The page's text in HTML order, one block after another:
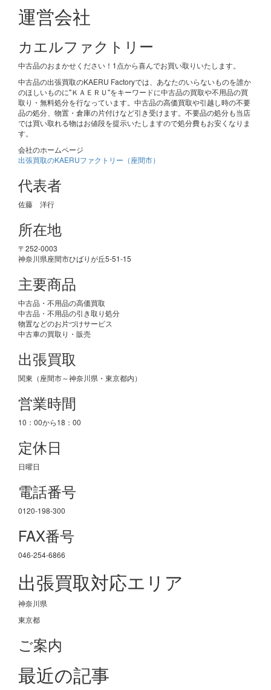
運営会社
カエルファクトリー
中古品のおまかせください！1点から喜んでお買い取りいたします。
中古品の出張買取のKAERU Factoryでは、あなたのいらないものを誰か
のほしいものに"ＫＡＥＲＵ"をキーワードに中古品の買取や不用品の買
取り・無料処分を行なっています。中古品の高価買取や引越し時の不要
品の処分、物置・倉庫の片付けなど引き受けます。不要品の処分も当店
では買い取れる物はお値段を提示いたしますので処分費もお安くなりま
す。
会社のホームページ
出張買取のKAERUファクトリー（座間市）
代表者
佐藤 洋行
所在地
〒252-0003
神奈川県座間市ひばりが丘5-51-15
主要商品
中古品・不用品の高価買取
中古品・不用品の引き取り処分
物置などのお片づけサービス
中古車の買取り・販売
出張買取
関東（座間市～神奈川県・東京都内）
営業時間
10：00から18：00
定休日
日曜日
電話番号
0120-198-300
FAX番号
046-254-6866
出張買取対応エリア
神奈川県
東京都
ご案内
最近の記事